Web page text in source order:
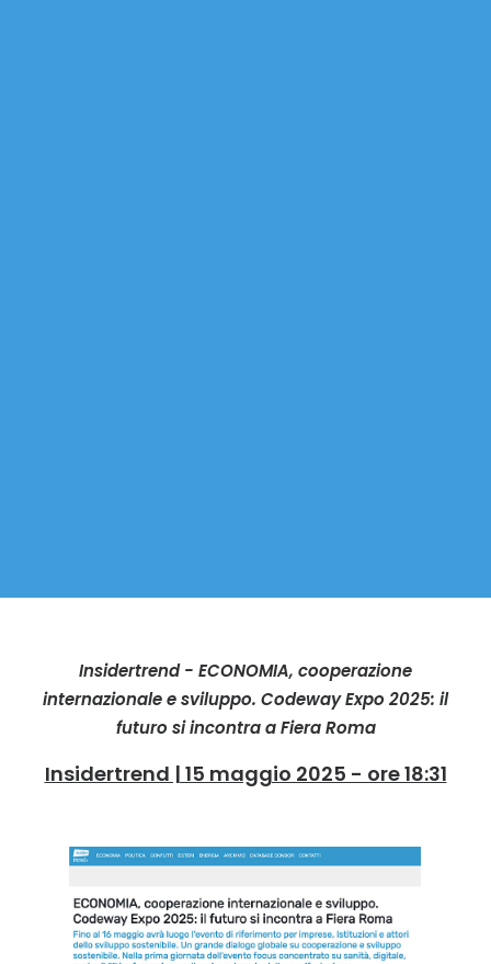
Insidertrend - ECONOMIA, cooperazione
internazionale e sviluppo. Codeway Expo 2025: il
futuro si incontra a Fiera Roma
Insidertrend | 15 maggio 2025 - ore 18:31